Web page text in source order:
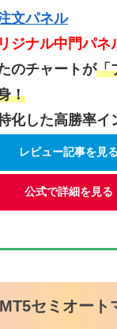
文パネル
ジナル中門パネ
のチャートが「
！
化した高勝率イ
レビュー記事を見る
公式で詳細を見る
MT5セミオート